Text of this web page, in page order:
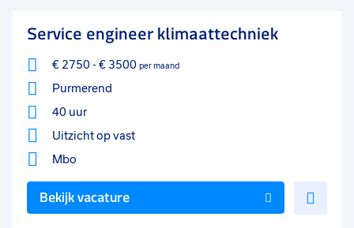
Service engineer klimaattechniek
€ 2750- € 3500 per maand
Purmerend
40 uur
Uitzicht op vast
Mbo
Bekijk vacature